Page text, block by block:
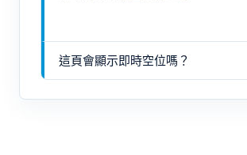
這頁會顯示即時空位嗎？